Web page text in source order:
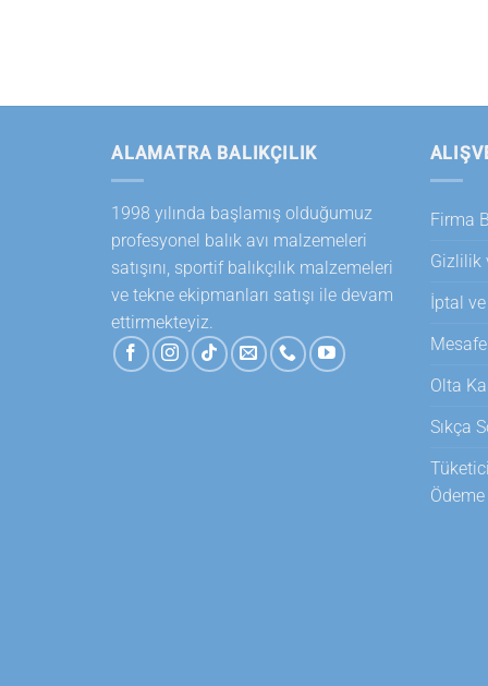
ALAMATRA BALIKÇILIK
1998 yılında başlamış olduğumuz
profesyonel balık avı malzemeleri
satışını, sportif balıkçılık malzemeleri
ve tekne ekipmanları satışı ile devam
ettirmekteyiz.
Firma
Gizlilik
İptal ve
Olta
Sıkça